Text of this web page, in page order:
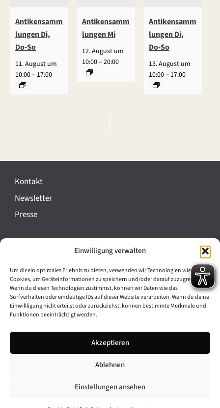
Einwilligung verwalten
Um dir ein optimales Erlebnis zu bieten, verwenden wir Technologien wie
Cookies, um Geräteinformationen zu speichern und/oder darauf zuzugreifen.
Wenn du diesen Technologien zustimmst, können wir Daten wie das
Surfverhalten oder eindeutige IDs auf dieser Website verarbeiten. Wenn du deine
Einwillligung nicht erteilst oder zurückziehst, können bestimmte Merkmale und
Funktionen beeinträchtigt werden.
Akzeptieren
Ablehnen
Einstellungen ansehen
Antikensamm
lungen Di,
Do-So
11. August um
10:00– 17:00
Antikensamm
lungen Mi
12. August um
10:00–20:00
Antikensamm
lungen Di,
Do-So
13. August um
10:00– 17:00
e
a
n
t
l
t
u
g
-
Kontakt
Newsletter
Presse
Cookie-Richtlinie (EU)
Barrierefreiheit